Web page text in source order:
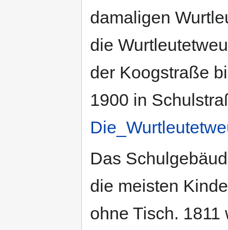
damaligen
die
der Koogstraße
1900 in
Das
die meisten
ohne Tisch.